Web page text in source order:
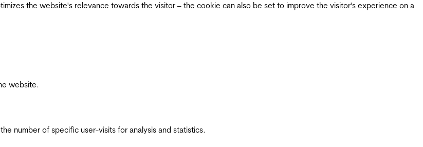
the website's relevance towards the visitor – the cookie can also be set to improve the visitor's experience on a
website.
number of specific user-visits for analysis and statistics.